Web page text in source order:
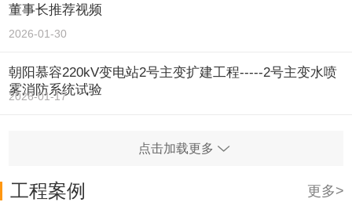
董事长推荐视频
2026-01-30
朝阳慕容220kV变电站2号主变扩建工程-----2号主变水喷
雾消防系统试验
2026-01-17
点击加载更多
工程案例 更多>